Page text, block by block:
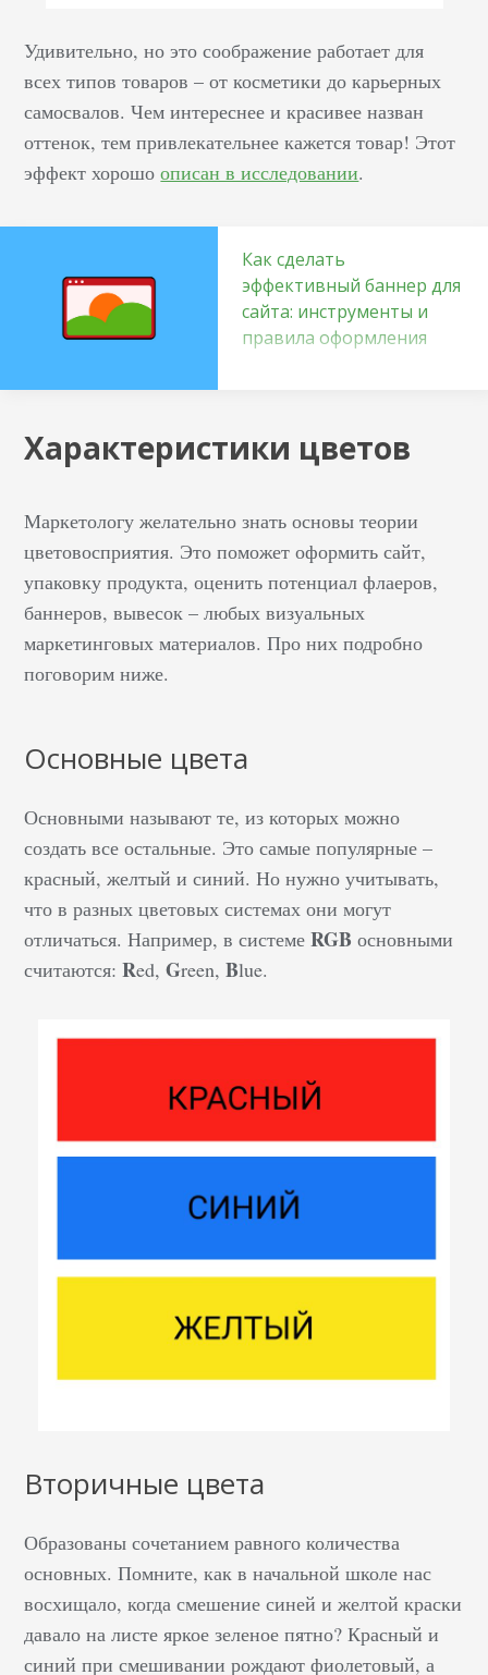
Удивительно, но это соображение работает для
всех типов товаров – от косметики до карьерных
самосвалов. Чем интереснее и красивее назван
оттенок, тем привлекательнее кажется товар! Этот
эффект хорошоописан в исследовании.
Как сделать
эффективный баннер для
сайта: инструменты и
правила оформления
растяжки. Они нужны,
показать товар или
услугу и обозначить
призыв к действию,
квартиру в загородном
поселке. Как правило,
и не прошел мимо. В
аналогично – это
изображения, видео
или анимация на
сайте, которые доносят
до аудитории
рекламное сообщение,
элементов: логотип,
заголовок с призывом к
действию, небольшой
визуал. …
Характеристики цветов
Маркетологу желательно знать основы теории
цветовосприятия. Это поможет оформить сайт,
упаковку продукта, оценить потенциал флаеров,
баннеров, вывесок – любых визуальных
маркетинговых материалов. Про них подробно
поговорим ниже.
Основные цвета
Основными называют те, из которых можно
создать все остальные. Это самые популярные –
красный, желтый и синий. Но нужно учитывать,
что в разных цветовых системах они могут
отличаться. Например, в системеRGB основными
считаются:Red,Green,Blue.
Вторичные цвета
Образованы сочетанием равного количества
основных. Помните, как в начальной школе нас
восхищало, когда смешение синей и желтой краски
давало на листе яркое зеленое пятно? Красный и
синий при смешивании рождают фиолетовый, а